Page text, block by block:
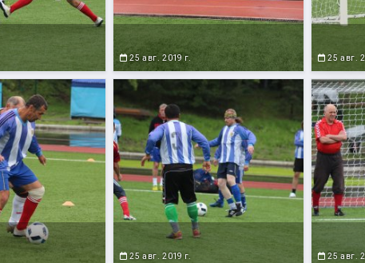
25 авг. 2019 г. 25 авг.
25 авг. 2019 г. 25 авг.